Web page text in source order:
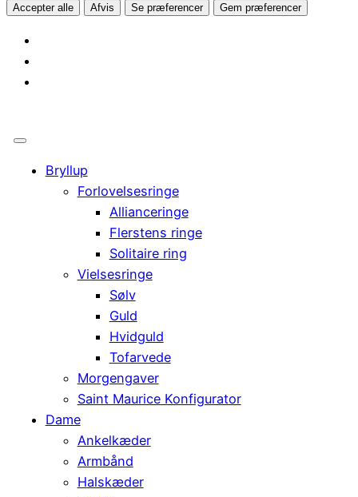
Accepter alle Afvis Se præferencer Gem præferencer
Bryllup
Forlovelsesringe
Allianceringe
Flerstens ringe
Solitaire ring
Vielsesringe
Sølv
Guld
Hvidguld
Tofarvede
Morgengaver
Saint Maurice Konfigurator
Dame
Ankelkæder
Armbånd
Halskæder